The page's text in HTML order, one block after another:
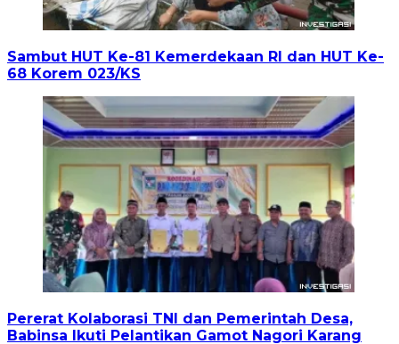
Sambut HUT Ke-81 Kemerdekaan RI dan HUT Ke-
68 Korem 023/KS
Pererat Kolaborasi TNI dan Pemerintah Desa,
Babinsa Ikuti Pelantikan Gamot Nagori Karang